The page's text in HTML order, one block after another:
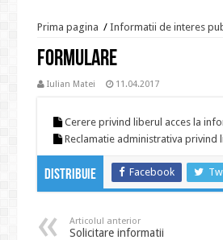
Prima pagina / Informatii de interes
Formulare
Iulian Matei 11.04.2017
Cerere privind liberul acces la
Reclamatie administrativa
Distribuie Facebook
Articolul anterior
Solicitare informatii